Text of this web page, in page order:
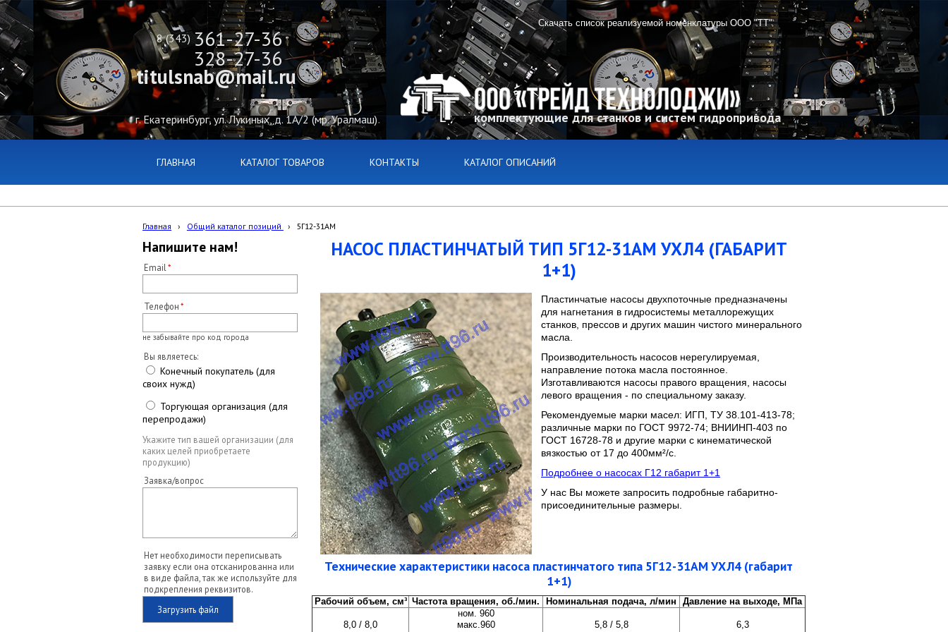
комплектующие для станков и систем гидропривода
8 (343) 361-27-36
г. Екатеринбург, ул. Лукиных, д. 1А/2 (мр. Уралмаш)
328-27-36
titulsnab@mail.ru
Скачать список реализуемой номенклатуры ООО "ТТ"
ГЛАВНАЯ КАТАЛОГ ТОВАРОВ КОНТАКТЫ КАТАЛОГ ОПИСАНИЙ
Главная › Общий каталог позиций › 5Г12-31АМ
Напишите нам!
Email
Телефон
не забывайте про код города
Вы являетесь:
Конечный покупатель (для
своих нужд)
Торгующая организация (для
перепродажи)
Укажите тип вашей организации (для
каких целей приобретаете
продукцию)
Заявка/вопрос
Нет необходимости переписывать
заявку если она отсканированна или
в виде файла, так же используйте для
подкрепления реквизитов.
Загрузить файл
НАСОС ПЛАСТИНЧАТЫЙ ТИП 5Г12-31АМ УХЛ4 (ГАБАРИТ
1+1)
Пластинчатые насосы двухпоточные предназначены
для нагнетания в гидросистемы металлорежущих
станков, прессов и других машин чистого минерального
масла.
Производительность насосов нерегулируемая,
направление потока масла постоянное.
Изготавливаются насосы правого вращения, насосы
левого вращения - по специальному заказу.
Рекомендуемые марки масел: ИГП, ТУ 38.101-413-78;
различные марки по ГОСТ 9972-74; ВНИИНП-403 по
ГОСТ 16728-78 и другие марки с кинематической
вязкостью от 17 до 400мм²/с.
Подробнее о насосах Г12 габарит 1+1
У нас Вы можете запросить подробные габаритно-
присоединительные размеры.
Технические характеристики насоса пластинчатого типа 5Г12-31АМ УХЛ4 (габарит
1+1)
Рабочий объем, см³ Частота вращения, об./мин. Номинальная подача, л/мин Давление на выходе, МПа
8,0 / 8,0
ном. 960
макс.960
5,8 / 5,8 6,3